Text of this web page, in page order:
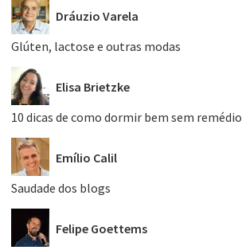
Dráuzio Varela
Glúten, lactose e outras modas
Elisa Brietzke
10 dicas de como dormir bem sem remédio
Emílio Calil
Saudade dos blogs
Felipe Goettems